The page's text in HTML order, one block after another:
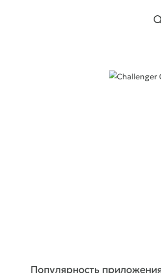
Популярность